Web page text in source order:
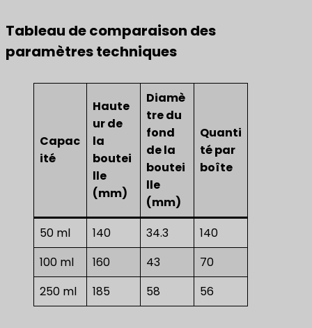
Tableau de comparaison des
paramètres techniques
Capac
ité
Haute
ur de
la
boutei
lle
(mm)
Diamè
tre du
fond
de la
boutei
lle
(mm)
Quanti
té par
boîte
50 ml 140 34.3
140
100 ml
160 43
70
250 ml
185 58 56